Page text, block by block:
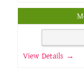
View Details →